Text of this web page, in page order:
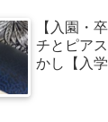
【入園・
チとピア
かし【入学